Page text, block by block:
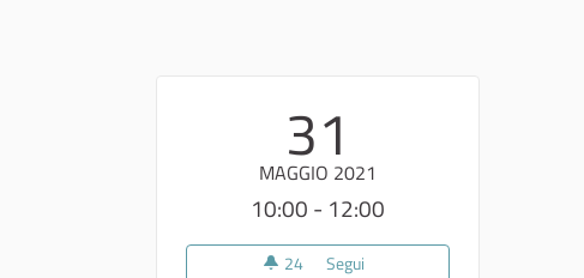
31
MAGGIO 2021
10:00 - 12:00
24 24 sostenitori
Segui